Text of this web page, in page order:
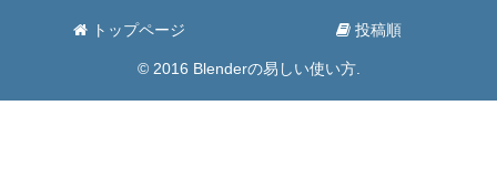
トップページ 投稿順
© 2016 Blenderの易しい使い方.